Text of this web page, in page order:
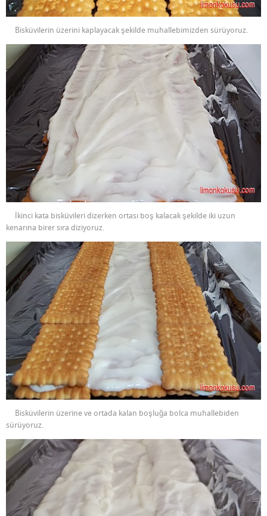
Bisküvilerin üzerini kaplayacak şekilde muhallebimizden sürüyoruz.
İkinci kata bisküvileri dizerken ortası boş kalacak şekilde iki uzun
kenarına birer sıra diziyoruz.
Bisküvilerin üzerine ve ortada kalan boşluğa bolca muhallebiden
sürüyoruz.